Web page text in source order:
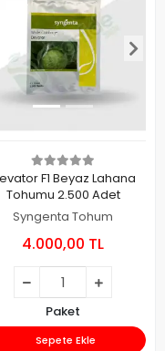
F1 Beyaz Lahana
Tohumu 2.500 Adet
Syngenta Tohum
4.000,00 TL
Paket
Sepete Ekle